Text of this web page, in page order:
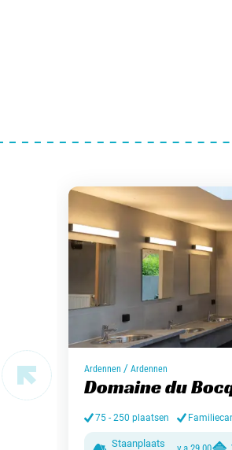
Ardennen / Ardennen
Domaine du
75 - 250 plaatsen
Staanplaats